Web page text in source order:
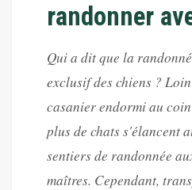
randonner
Qui a dit que la
exclusif des chiens ?
casanier endormi au
plus de chats s'élancent
sentiers de randonnée
maîtres. Cependant,